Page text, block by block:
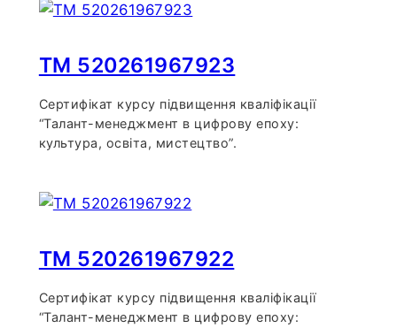
TM 520261967923
Сертифікат курсу підвищення кваліфікації
“Талант-менеджмент в цифрову епоху:
культура, освіта, мистецтво”.
TM 520261967922
Сертифікат курсу підвищення кваліфікації
“Талант-менеджмент в цифрову епоху: